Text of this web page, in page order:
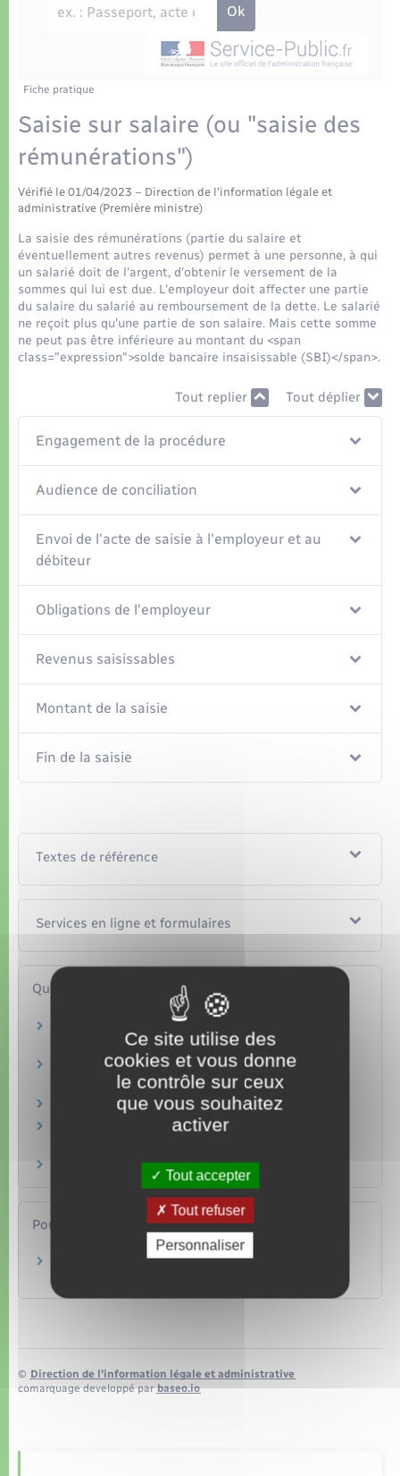
Eau - Assainissement
Transports
Transports scolaires
Logement - Urbanisme
Loisirs
Seniors
Nouvel habitant
Numérique
Organisation d’événement
Sécurité - Prévention
Voirie et espace public
Travaux - Autorisation d’occupation de l’espace
Présentation de la commune
La Communauté de communes
Fiche pratique
Saisie sur salaire (ou "saisie des
rémunérations")
Vérifié le 01/04/2023 – Direction de l'information légale et
administrative (Première ministre)
La saisie des rémunérations (partie du salaire et
éventuellement autres revenus) permet à une personne, à qui
un salarié doit de l'argent, d'obtenir le versement de la
sommes qui lui est due. L'employeur doit affecter une partie
du salaire du salarié au remboursement de la dette. Le salarié
ne reçoit plus qu'une partie de son salaire. Mais cette somme
ne peut pas être inférieure au montant du <span
class="expression">solde bancaire insaisissable (SBI)</span>.
Tout replier Tout déplier
Engagement de la procédure
Audience de conciliation
Envoi de l'acte de saisie à l'employeur et au
débiteur
Obligations de l'employeur
Revenus saisissables
Montant de la saisie
Fin de la saisie
Textes de référence
Services en ligne et formulaires
Questions ? Réponses !
Que faire si la pension alimentaire est impayée
et que le débiteur à l'étranger ?
Quels sont les types de revenus saisissables ?
Saisie sur salaire : quelles sont les obligations
Comment obtenir l'intermédiation financière ?
Pour en savoir plus
Barème des saisies sur rémunérations
© Direction de l’information légale et administrative
comarquage developpé parbaseo.io
Ce site utilise des
cookies et vous donne
le contrôle sur ceux
que vous souhaitez
activer
Tout accepter
Tout refuser
Personnaliser